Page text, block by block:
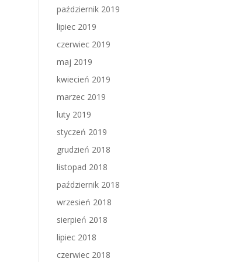
październik 2019
lipiec 2019
czerwiec 2019
maj 2019
kwiecień 2019
marzec 2019
luty 2019
styczeń 2019
grudzień 2018
listopad 2018
październik 2018
wrzesień 2018
sierpień 2018
lipiec 2018
czerwiec 2018